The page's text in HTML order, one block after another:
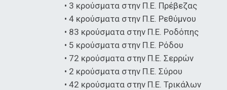
• 3 κρούσματα στην Π.Ε. Πρέβεζας
• 4 κρούσματα στην Π.Ε. Ρεθύμνου
• 83 κρούσματα στην Π.Ε. Ροδόπης
• 5 κρούσματα στην Π.Ε. Ρόδου
• 72 κρούσματα στην Π.Ε. Σερρών
• 2 κρούσματα στην Π.Ε. Σύρου
• 42 κρούσματα στην Π.Ε. Τρικάλων